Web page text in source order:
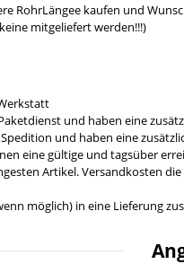
RohrLängee kaufen und
mitgeliefert werden!!!)
und haben eine
und haben eine
eine gültige und tagsüber
Artikel. Versandkosten
möglich) in eine Lieferung